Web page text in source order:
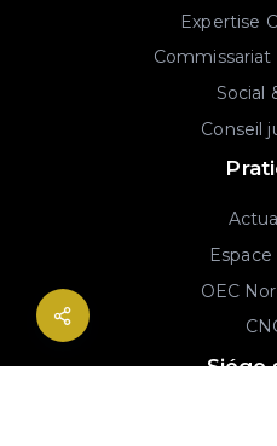
Expertise
Social
Conseil
OEC
Siége